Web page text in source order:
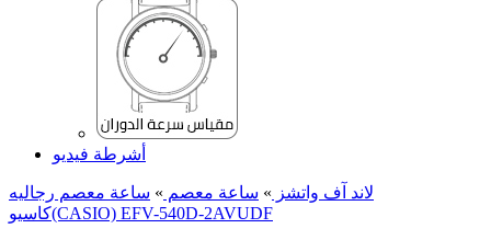
أشرطة فيديو
لاند آف واتشز » ساعة معصم » ساعة معصم رجالیه
کاسیو(CASIO) EFV-540D-2AVUDF